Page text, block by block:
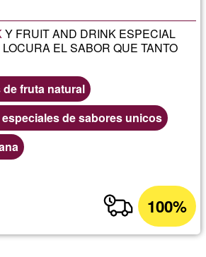
Y FRUIT AND DRINK ESPECIAL
EL SABOR QUE TANTO
fruta natural
de sabores unicos
100%